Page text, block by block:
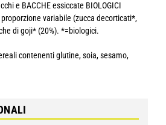
e BACCHE essiccate BIOLOGICI
variabile (zucca decorticati*,
di goji* (20%). *=biologici.
contenenti glutine, soia, sesamo,